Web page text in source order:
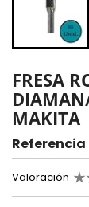
FRESA
MAKITA
Referencia
Valoración